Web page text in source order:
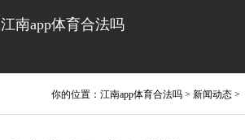
江南app体育合法吗
你的位置： 江南app体育合法吗 > 新闻动态 >